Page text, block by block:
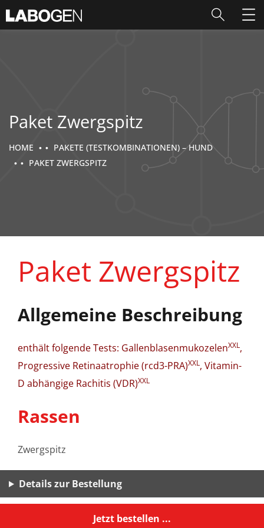
Paket Zwergspitz
HOME
PAKETE (TESTKOMBINATIONEN) – HUND
PAKET ZWERGSPITZ
Paket Zwergspitz
Allgemeine Beschreibung
enthält folgende Tests: GallenblasenmukozelenXXL,
Progressive Retinaatrophie (rcd3-PRA)XXL, Vitamin-
D abhängige Rachitis (VDR)XXL
Rassen
Zwergspitz
Details zur Bestellung
Jetzt bestellen ...